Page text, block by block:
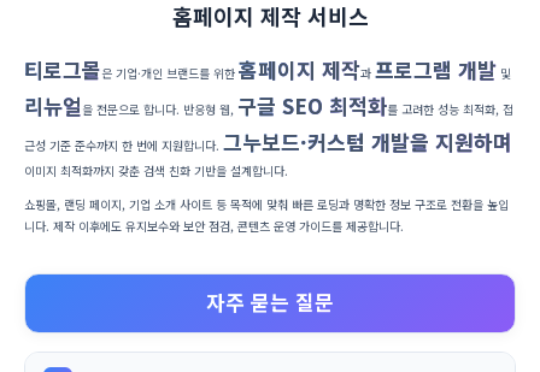
홈페이지 제작 서비스
티로그몰은 기업·개인 브랜드를 위한 홈페이지 제작과 프로그램 개발 및
리뉴얼 을 전문으로 합니다. 반응형 웹, 구글 SEO 최적화를 고려한 성능 최적화, 접
근성 기준 준수까지 한 번에 지원합니다. 그누보드·커스텀 개발을 지원하며
이미지 최적화까지 갖춘 검색 친화 기반을 설계합니다.
쇼핑몰, 랜딩 페이지, 기업 소개 사이트 등 목적에 맞춰 빠른 로딩과 명확한 정보 구조로 전환을 높입
니다. 제작 이후에도 유지보수와 보안 점검, 콘텐츠 운영 가이드를 제공합니다.
자주 묻는 질문